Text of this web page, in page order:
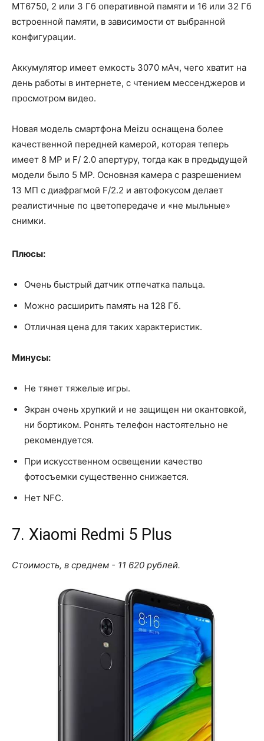
MT6750, 2 или 3 Гб оперативной памяти и 16 или 32 Гб
встроенной памяти, в зависимости от выбранной
конфигурации.
Аккумулятор имеет емкость 3070 мАч, чего хватит на
день работы в интернете, с чтением мессенджеров и
просмотром видео.
Новая модель смартфона Meizu оснащена более
качественной передней камерой, которая теперь
имеет 8 MP и F/ 2.0 апертуру, тогда как в предыдущей
модели было 5 MP. Основная камера с разрешением
13 МП с диафрагмой F/2.2 и автофокусом делает
реалистичные по цветопередаче и «не мыльные»
снимки.
Плюсы:
Очень быстрый датчик отпечатка пальца.
Можно расширить память на 128 Гб.
Отличная цена для таких характеристик.
Минусы:
Не тянет тяжелые игры.
Экран очень хрупкий и не защищен ни окантовкой,
ни бортиком. Ронять телефон настоятельно не
рекомендуется.
При искусственном освещении качество
фотосъемки существенно снижается.
Нет NFC.
7. Xiaomi Redmi 5 Plus
Стоимость, в среднем - 11 620 рублей.